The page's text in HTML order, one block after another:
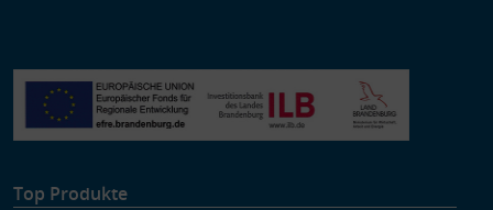
Top Produkte